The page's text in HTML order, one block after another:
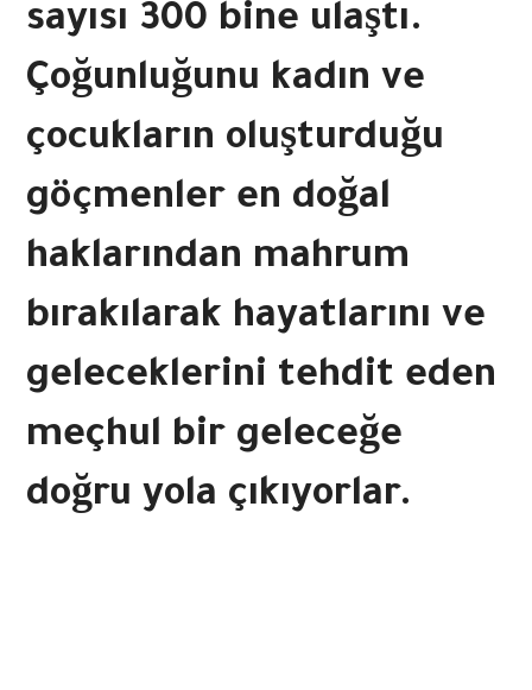
sayısı 300 bine ulaştı.
Çoğunluğunu kadın ve
çocukların oluşturduğu
göçmenler en doğal
haklarından mahrum
bırakılarak hayatlarını ve
geleceklerini tehdit eden
meçhul bir geleceğe
doğru yola çıkıyorlar.